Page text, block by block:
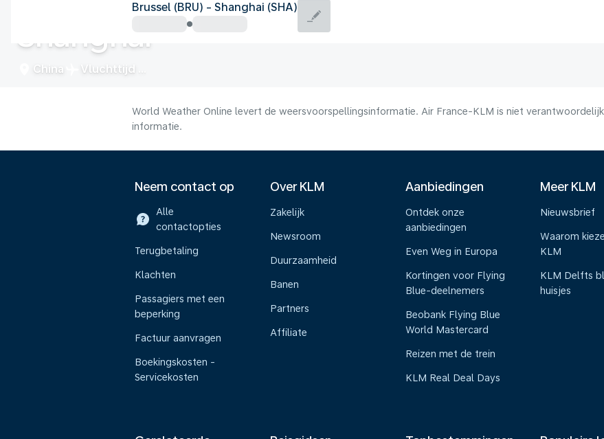
Shanghai
China Vluchttijd
Brussel (BRU) - Shanghai (SHA)
World Weather Online levert de weersvoorspellingsinformatie. Air France-KLM is niet
informatie.
Neem contact op
Alle
contactopties
Terugbetaling
Klachten
Passagiers met een
beperking
Factuur aanvragen
Boekingskosten -
Servicekosten
Over KLM
Zakelijk
Newsroom
Duurzaamheid
Banen
Partners
Affiliate
Aanbiedingen
Ontdek onze
aanbiedingen
Even Weg in Europa
Kortingen voor Flying
Blue-deelnemers
Beobank Flying Blue
World Mastercard
Reizen met de trein
KLM Real Deal Days
Meer KLM
Nieuwsbrief
Waarom
KLM
KLM Delfts
huisjes